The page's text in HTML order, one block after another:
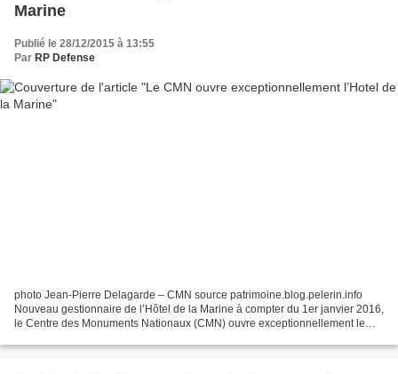
Marine
Publié le 28/12/2015 à 13:55
Par RP Defense
photo Jean-Pierre Delagarde – CMN source patrimoine.blog.pelerin.info
Nouveau gestionnaire de l’Hôtel de la Marine à compter du 1er janvier 2016,
le Centre des Monuments Nationaux (CMN) ouvre exceptionnellement le